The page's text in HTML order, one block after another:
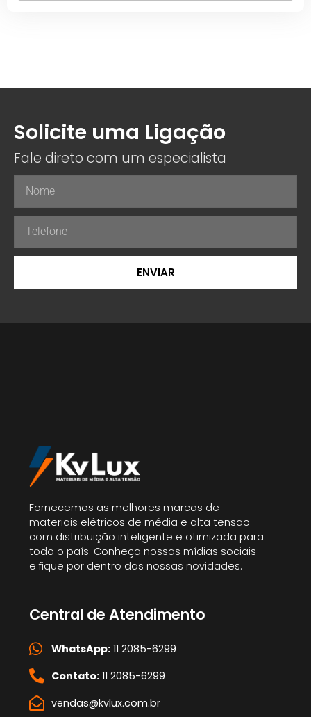
Solicite uma Ligação
Fale direto com um especialista
ENVIAR
Fornecemos as melhores marcas de
materiais elétricos de média e alta tensão
com distribuição inteligente e otimizada para
todo o país. Conheça nossas mídias sociais
e fique por dentro das nossas novidades.
Central de Atendimento
WhatsApp:11 2085-6299
Contato:11 2085-6299
vendas@kvlux.com.br